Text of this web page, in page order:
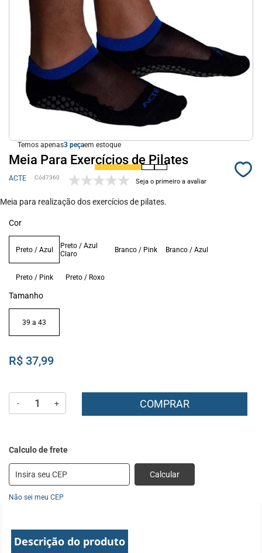
Temos apenas3 em estoque
Meia Para Exercícios de Pilates
ACTE 7360 Seja o primeiro a avaliar
Meia para realização dos exercícios de pilates.
Cor
Preto / Azul
Preto / Azul
Claro
Branco / Pink Branco / Azul
Preto / Pink Preto / Roxo
Tamanho
39 a 43
R$ 37,99
- + COMPRAR
Calcular
Não sei meu CEP
Descrição do produto